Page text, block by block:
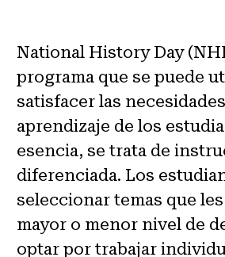
National History Day
programa que se puede
satisfacer las
aprendizaje de los
esencia, se trata de
diferenciada. Los
seleccionar temas que
mayor o menor nivel de
optar por trabajar